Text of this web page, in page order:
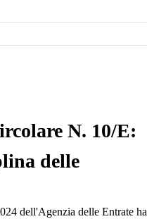
N. 10/E:
delle
dell'Agenzia delle Entrate ha